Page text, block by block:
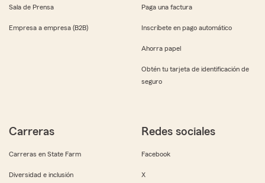
Sala de Prensa
Empresa a empresa (B2B)
Paga una factura
Inscríbete en pago automático
Ahorra papel
Obtén tu tarjeta de identificación de
seguro
Carreras
Carreras en State Farm
Diversidad e inclusión
Redes sociales
Facebook
X